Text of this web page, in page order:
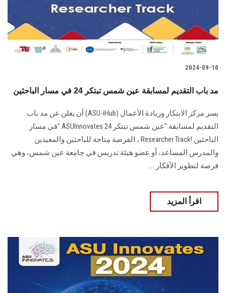
2024-09-10
مد باب التقديم لمسابقة عين شمس تبتكر 24 في مسار الباحثين
يسر مركز الابتكار وريادة الأعمال‎ (ASU-iHub) ‎أن يعلن عن مد باب
‏التقديم لمسابقة "عين شمس تبتكر 24‏‎" ASUInnovates ‎في مسار
الباحثين‎ Researcher ‎Track! ‎، الفرصة متاحة للباحثين والمعيدين
والمدرس المساعد، أو عضو هيئة تدريس في جامعة عين ‏شمس، وهي
فرصة لتطوير الأفكار ....
اقرأ المزيد